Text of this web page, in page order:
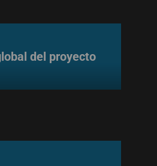
del proyecto